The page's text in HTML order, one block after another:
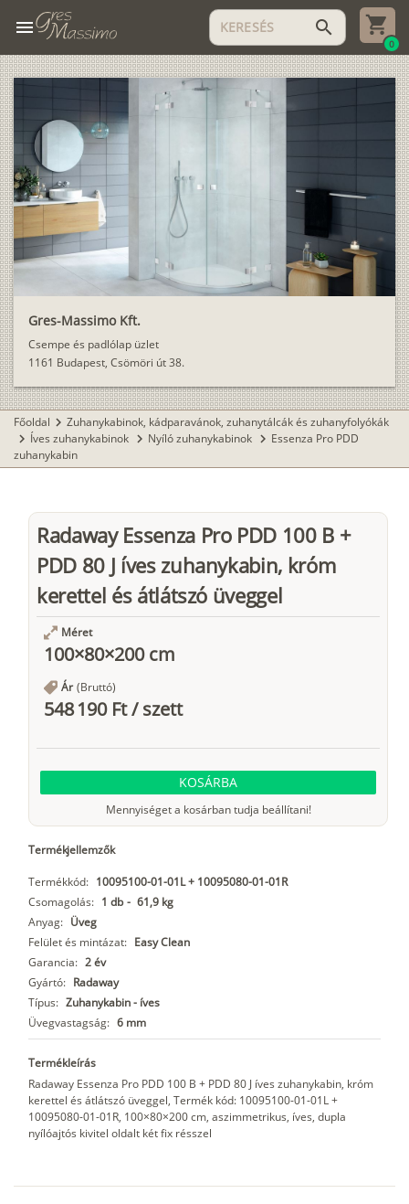
menu search
0
Gres-Massimo Kft.
Csempe és padlólap üzlet
1161 Budapest, Csömöri út 38.
Főoldal chevron_right Zuhanykabinok, kádparavánok, zuhanytálcák és zuhanyfolyókák
chevron_right Íves zuhanykabinok chevron_right Nyíló zuhanykabinok chevron_right Essenza Pro PDD
zuhanykabin
Radaway Essenza Pro PDD 100 B +
PDD 80 J íves zuhanykabin, króm
kerettel és átlátszó üveggel
Méret
100×80×200 cm
Ár (Bruttó)
548 190 Ft/szett
KOSÁRBA
Mennyiséget a kosárban tudja beállítani!
Termékjellemzők
Termékkód: 10095100-01-01L + 10095080-01-01R
Csomagolás: 1 db - 61,9 kg
Anyag: Üveg
Felület és mintázat: Easy Clean
Garancia: 2 év
Gyártó: Radaway
Típus: Zuhanykabin - íves
Üvegvastagság: 6 mm
Termékleírás
Radaway Essenza Pro PDD 100 B + PDD 80 J íves zuhanykabin, króm
kerettel és átlátszó üveggel, Termék kód: 10095100-01-01L +
10095080-01-01R, 100×80×200 cm, aszimmetrikus, íves, dupla
nyílóajtós kivitel oldalt két fix résszel